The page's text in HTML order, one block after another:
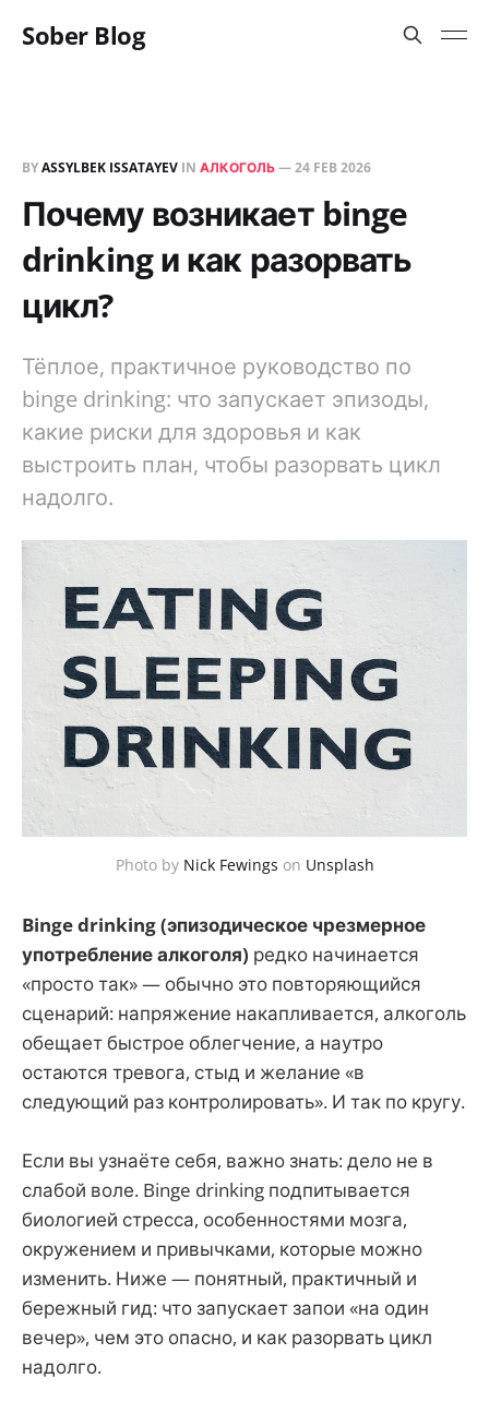
Sober Blog
BYASSYLBEK ISSATAYEV IN АЛКОГОЛЬ—24 FEB 2026
Почему возникает binge
drinking и как разорвать
цикл?
Тёплое, практичное руководство по
binge drinking: что запускает эпизоды,
какие риски для здоровья и как
выстроить план, чтобы разорвать цикл
надолго.
Photo by Nick Fewings on Unsplash
Binge drinking (эпизодическое чрезмерное
употребление алкоголя) редко начинается
«просто так» — обычно это повторяющийся
сценарий: напряжение накапливается, алкоголь
обещает быстрое облегчение, а наутро
остаются тревога, стыд и желание «в
следующий раз контролировать». И так по кругу.
Если вы узнаёте себя, важно знать: дело не в
слабой воле. Binge drinking подпитывается
биологией стресса, особенностями мозга,
окружением и привычками, которые можно
изменить. Ниже — понятный, практичный и
бережный гид: что запускает запои «на один
вечер», чем это опасно, и как разорвать цикл
надолго.